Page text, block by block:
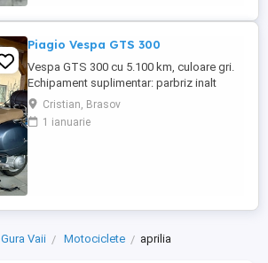
Piagio Vespa GTS 300
Vespa GTS 300 cu 5.100 km, culoare gri.
Echipament suplimentar: parbriz inalt
Faco (montat 2026), geanta portbagaj
Classic; prelungitor scarite pasager;
suspensie fata Bitubo si frane fata spate
Cristian, Brasov
1 ianuarie
Gura Vaii Motociclete aprilia